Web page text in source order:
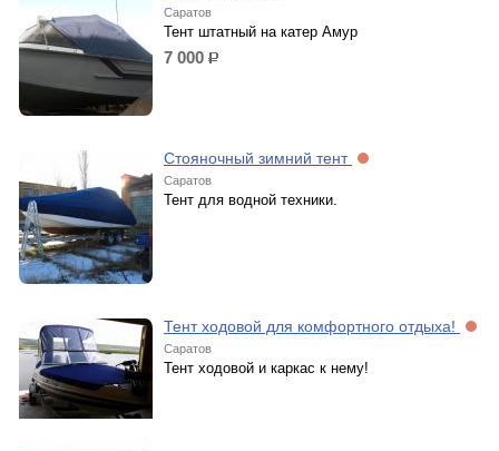
Саратов
Тент штатный на катер Амур
7 000 р.
Стояночный зимний тент
Саратов
Тент для водной техники.
Тент ходовой для комфортного отдыха!
Саратов
Тент ходовой и каркас к нему!